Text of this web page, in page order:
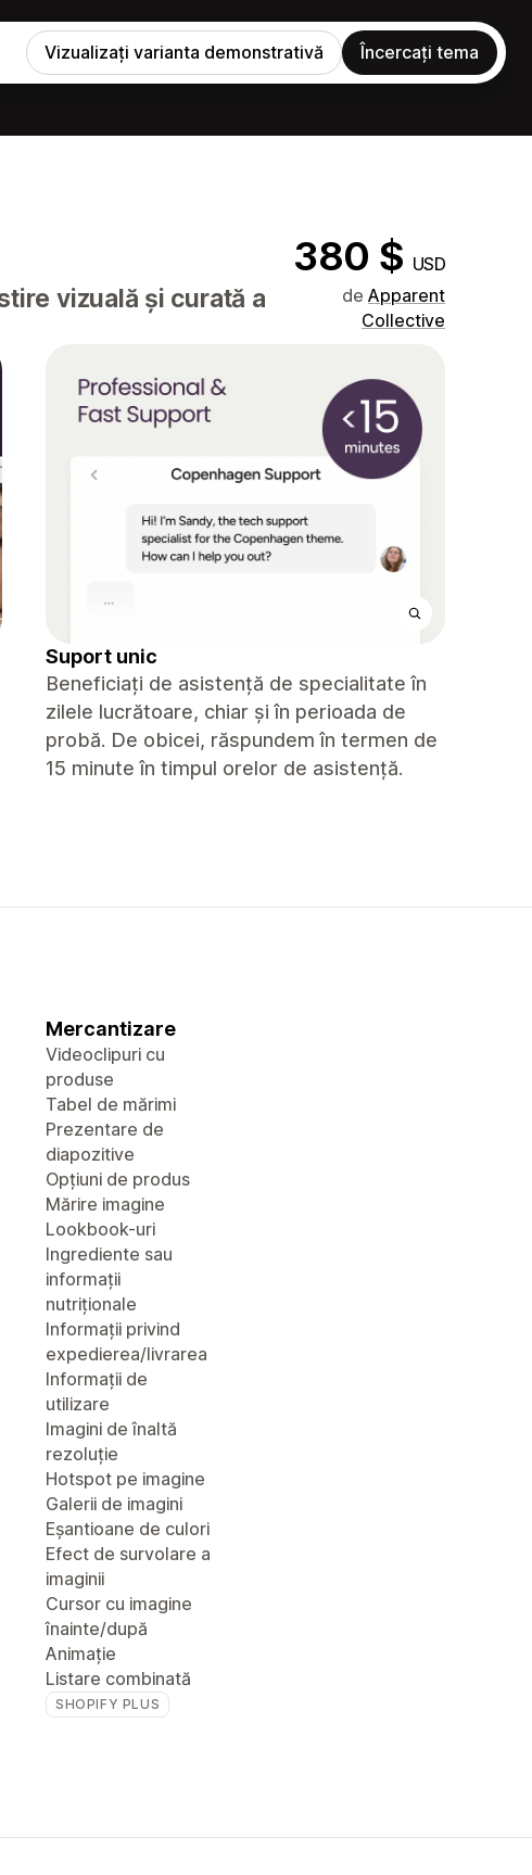
Vizualizați varianta demonstrativă Încercați tema
380 $ USD
vizuală și curată a
de Apparent
Collective
Suport unic
Beneficiați de asistență de specialitate în
zilele lucrătoare, chiar și în perioada de
probă. De obicei, răspundem în termen de
15 minute în timpul orelor de asistență.
Mercantizare
Videoclipuri cu
produse
Tabel de mărimi
Prezentare de
diapozitive
Opțiuni de produs
Mărire imagine
Lookbook-uri
Ingrediente sau
informații
nutriționale
Informații privind
expedierea/livrarea
Informații de
utilizare
Imagini de înaltă
rezoluție
Hotspot pe imagine
Galerii de imagini
Eșantioane de culori
Efect de survolare a
imaginii
Cursor cu imagine
înainte/după
Animație
Listare combinată
SHOPIFY PLUS